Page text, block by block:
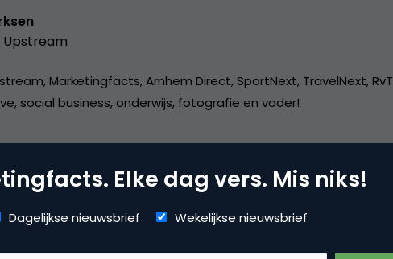
Upstream
Marketingfacts, Arnhem Direct, SportNext, TravelNext, RvT
social business, onderwijs, fotografie en vader!
Elke dag vers. Mis niks!
Dagelijkse nieuwsbrief Wekelijkse nieuwsbrief